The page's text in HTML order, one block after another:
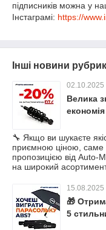
підписників можна у
Інстаграмі: https://
Інші новини
02.10.2025
Велика
🔧 Якщо ви шукаєте
приємною ціною, саме
пропозицією від
на широкий
15.08.2025
🎁
5